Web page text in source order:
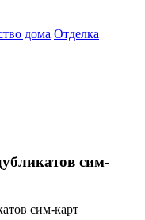
дома Отделка
сим-